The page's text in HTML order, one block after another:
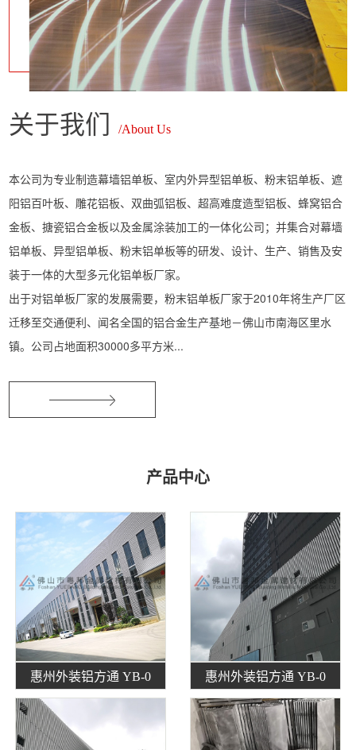
关于我们 /About Us
本公司为专业制造幕墙铝单板、室内外异型铝单板、粉末铝单板、遮
阳铝百叶板、雕花铝板、双曲弧铝板、超高难度造型铝板、蜂窝铝合
金板、搪瓷铝合金板以及金属涂装加工的一体化公司；并集合对幕墙
铝单板、异型铝单板、粉末铝单板等的研发、设计、生产、销售及安
装于一体的大型多元化铝单板厂家。
出于对铝单板厂家的发展需要，粉末铝单板厂家于2010年将生产厂区
迁移至交通便利、闻名全国的铝合金生产基地－佛山市南海区里水
镇。公司占地面积30000多平方米...
产品中心
惠州外装铝方通 YB-0 惠州外装铝方通 YB-0